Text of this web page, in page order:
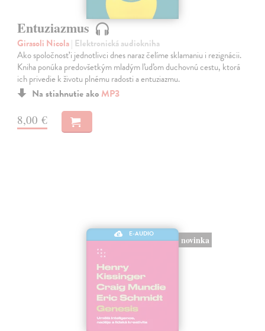
Entuziazmus
Girasoli Nicola| Elektronická audiokniha
Ako spoločnosť i jednotlivci dnes naraz čelíme sklamaniu i rezignácii.
Kniha ponúka predovšetkým mladým ľuďom duchovnú cestu, ktorá
ich privedie k životu plnému radosti a entuziazmu.
Na stiahnutie ako MP3
8,00 €
E-AUDIO
novinka